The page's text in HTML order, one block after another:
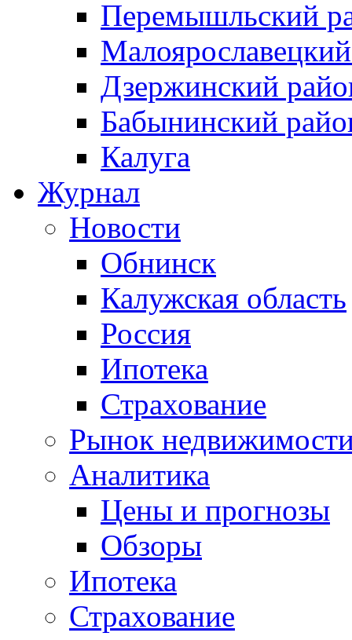
Перемышльский
Дзержинский
Бабынинский
Калуга
Журнал
Новости
Обнинск
Калужская область
Россия
Ипотека
Страхование
Рынок
Аналитика
Цены и прогнозы
Обзоры
Ипотека
Страхование